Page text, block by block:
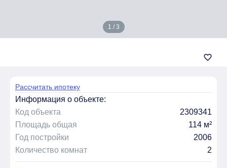
1 / 3
favorite_border
Рассчитать ипотеку
Информация о объекте:
Код объекта
2309341
Площадь общая
114 м²
Год постройки
2006
Количество комнат
2